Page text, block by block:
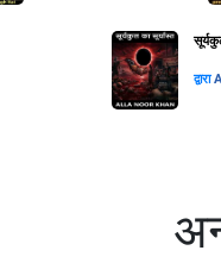
द्वारा